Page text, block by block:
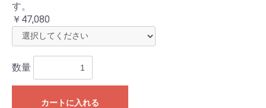
す。
￥47,080
数量
カートに入れる